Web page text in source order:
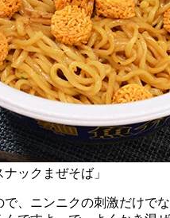
ックまぜそば」
、ニンニクの刺激だけでな